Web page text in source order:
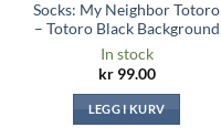
Socks: My Neighbor Totoro
– Totoro Black Background
In stock
kr99.00
LEGG I KURV